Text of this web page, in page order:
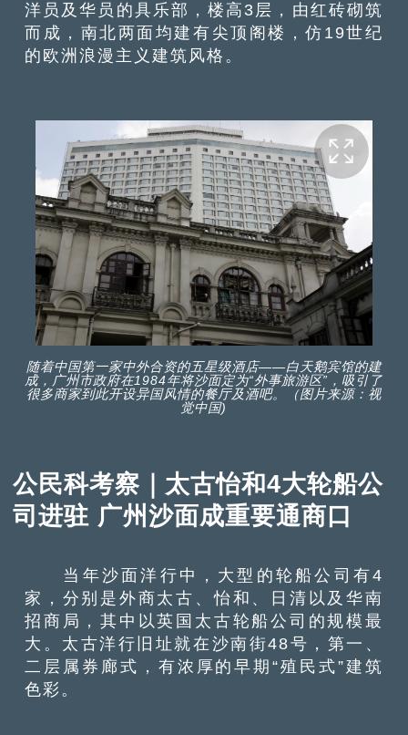
洋员及华员的具乐部，楼高3层，由红砖砌筑
而成，南北两面均建有尖顶阁楼，仿19世纪
的欧洲浪漫主义建筑风格。
随着中国第一家中外合资的五星级酒店——白天鹅宾馆的建
成，广州市政府在1984年将沙面定为“外事旅游区”，吸引了
很多商家到此开设异国风情的餐厅及酒吧。（图片来源：视
觉中国)
公民科考察｜太古怡和4大轮船公
司进驻 广州沙面成重要通商口
当年沙面洋行中，大型的轮船公司有4
家，分别是外商太古、怡和、日清以及华南
招商局，其中以英国太古轮船公司的规模最
大。太古洋行旧址就在沙南街48号，第一、
二层属券廊式，有浓厚的早期“殖民式”建筑
色彩。